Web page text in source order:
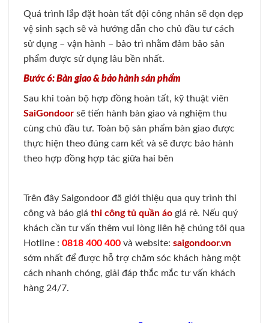
Quá trình lắp đặt hoàn tất đội công nhân sẽ dọn dẹp
vệ sinh sạch sẽ và hướng dẫn cho chủ đầu tư cách
sử dụng – vận hành – bảo trì nhằm đảm bảo sản
phẩm được sử dụng lâu bền nhất.
Bước 6: Bàn giao & bảo hành sản phẩm
Sau khi toàn bộ hợp đồng hoàn tất, kỹ thuật viên
SaiGondoor sẽ tiến hành bàn giao và nghiệm thu
cùng chủ đầu tư. Toàn bộ sản phẩm bàn giao được
thực hiện theo đúng cam kết và sẽ được bảo hành
theo hợp đồng hợp tác giữa hai bên
Trên đây Saigondoor đã giới thiệu qua quy trình thi
công và báo giá thi công tủ quần áo giá rẻ. Nếu quý
khách cần tư vấn thêm vui lòng liên hệ chúng tôi qua
Hotline : 0818 400 400 và website: saigondoor.vn
sớm nhất để được hỗ trợ chăm sóc khách hàng một
cách nhanh chóng, giải đáp thắc mắc tư vấn khách
hàng 24/7.